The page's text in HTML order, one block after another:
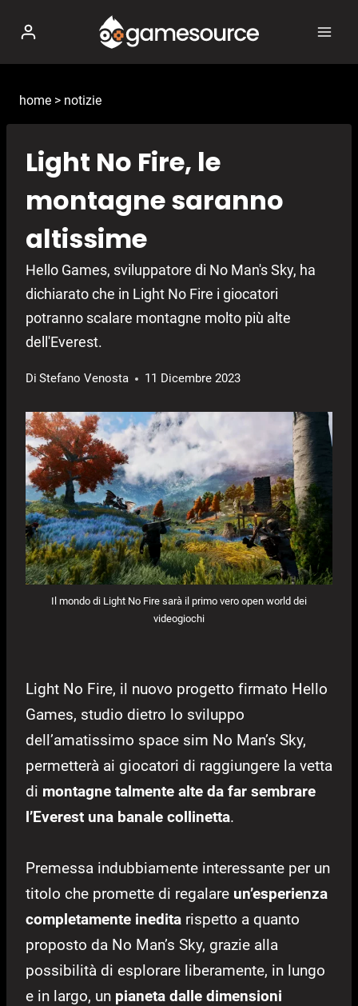
contenuto
home > notizie
Light No Fire, le
montagne saranno
altissime
Hello Games, sviluppatore di No Man's Sky, ha
dichiarato che in Light No Fire i giocatori
potranno scalare montagne molto più alte
dell'Everest.
Di Stefano Venosta 11 Dicembre 2023
Il mondo di Light No Fire sarà il primo vero open world dei
videogiochi
Light No Fire, il nuovo progetto firmato Hello
Games, studio dietro lo sviluppo
dell’amatissimo space sim No Man’s Sky,
permetterà ai giocatori di raggiungere la vetta
di montagne talmente alte da far sembrare
l’Everest una banale collinetta.
Premessa indubbiamente interessante per un
titolo che promette di regalare un’esperienza
completamente inedita rispetto a quanto
proposto da No Man’s Sky, grazie alla
possibilità di esplorare liberamente, in lungo
e in largo, un pianeta dalle dimensioni